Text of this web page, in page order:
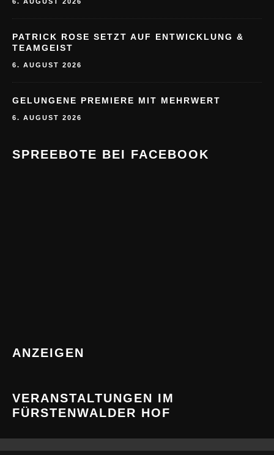
PATRICK ROSE SETZT AUF ENTWICKLUNG &
TEAMGEIST
6. AUGUST 2026
GELUNGENE PREMIERE MIT MEHRWERT
6. AUGUST 2026
SPREEBOTE BEI FACEBOOK
ANZEIGEN
VERANSTALTUNGEN IM
FÜRSTENWALDER HOF